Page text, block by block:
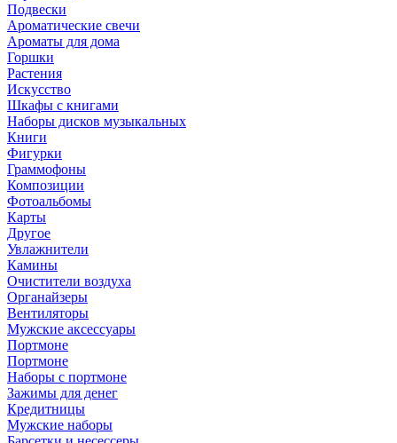
Подвески
Ароматические свечи
Ароматы для дома
Горшки
Растения
Искусство
Шкафы с книгами
Наборы дисков музыкальных
Книги
Фигурки
Граммофоны
Композиции
Фотоальбомы
Карты
Другое
Увлажнители
Камины
Очистители воздуха
Органайзеры
Вентиляторы
Мужские аксессуары
Портмоне
Портмоне
Наборы с портмоне
Зажимы для денег
Кредитницы
Мужские наборы